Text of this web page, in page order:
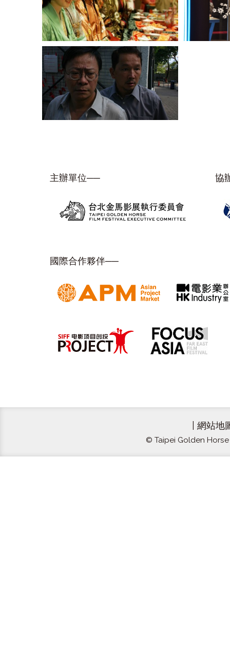
主辦單位── 協
國際合作夥伴──
網站地
© Taipei Golden